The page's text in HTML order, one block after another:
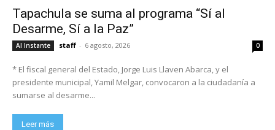
Tapachula se suma al programa “Sí al
Desarme, Sí a la Paz”
Al Instante staff - 6 agosto, 2026 0
* El fiscal general del Estado, Jorge Luis Llaven Abarca, y el
presidente municipal, Yamil Melgar, convocaron a la ciudadanía a
sumarse al desarme...
Leer más